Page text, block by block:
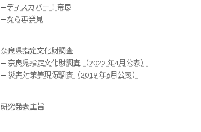
—ディスカバー！奈良
—なら再発見
奈良県指定文化財調査
— 奈良県指定文化財調査 （2022 年4月公表）
— 災害対策等現況調査（2019 年6月公表）
研究発表主旨